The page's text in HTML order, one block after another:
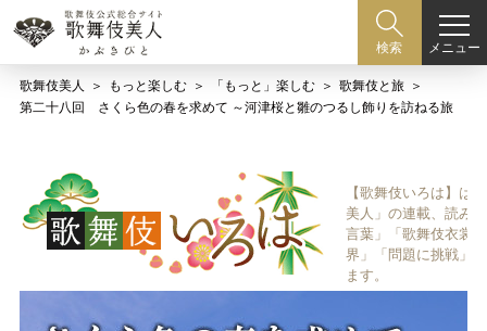
検索 メニュー
歌舞伎美人 もっと楽しむ 「もっと」楽しむ
歌舞伎と旅
第二十八回 さくら色の春を求めて ～河津桜と雛のつるし飾りを訪ねる旅
【歌舞伎いろは】は
美人」の連載、読み
言葉」「歌舞伎衣裳
界」「問題に挑戦」
ます。